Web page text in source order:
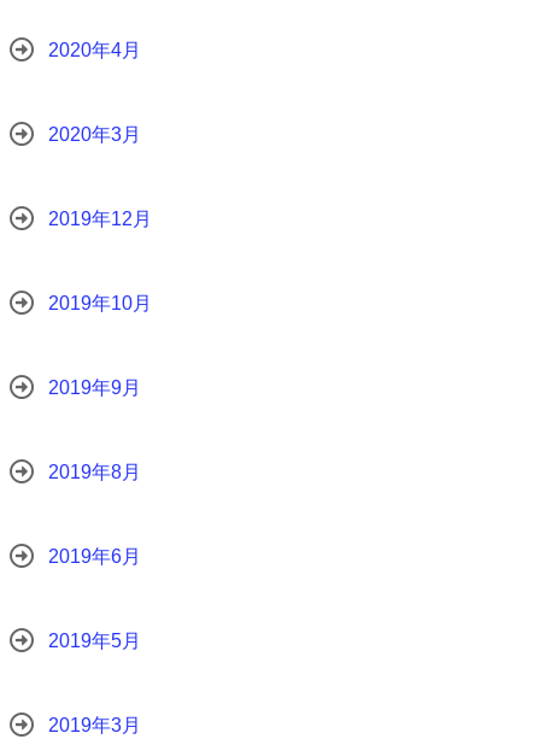
2020年4月
2020年3月
2019年12月
2019年10月
2019年9月
2019年8月
2019年6月
2019年5月
2019年3月